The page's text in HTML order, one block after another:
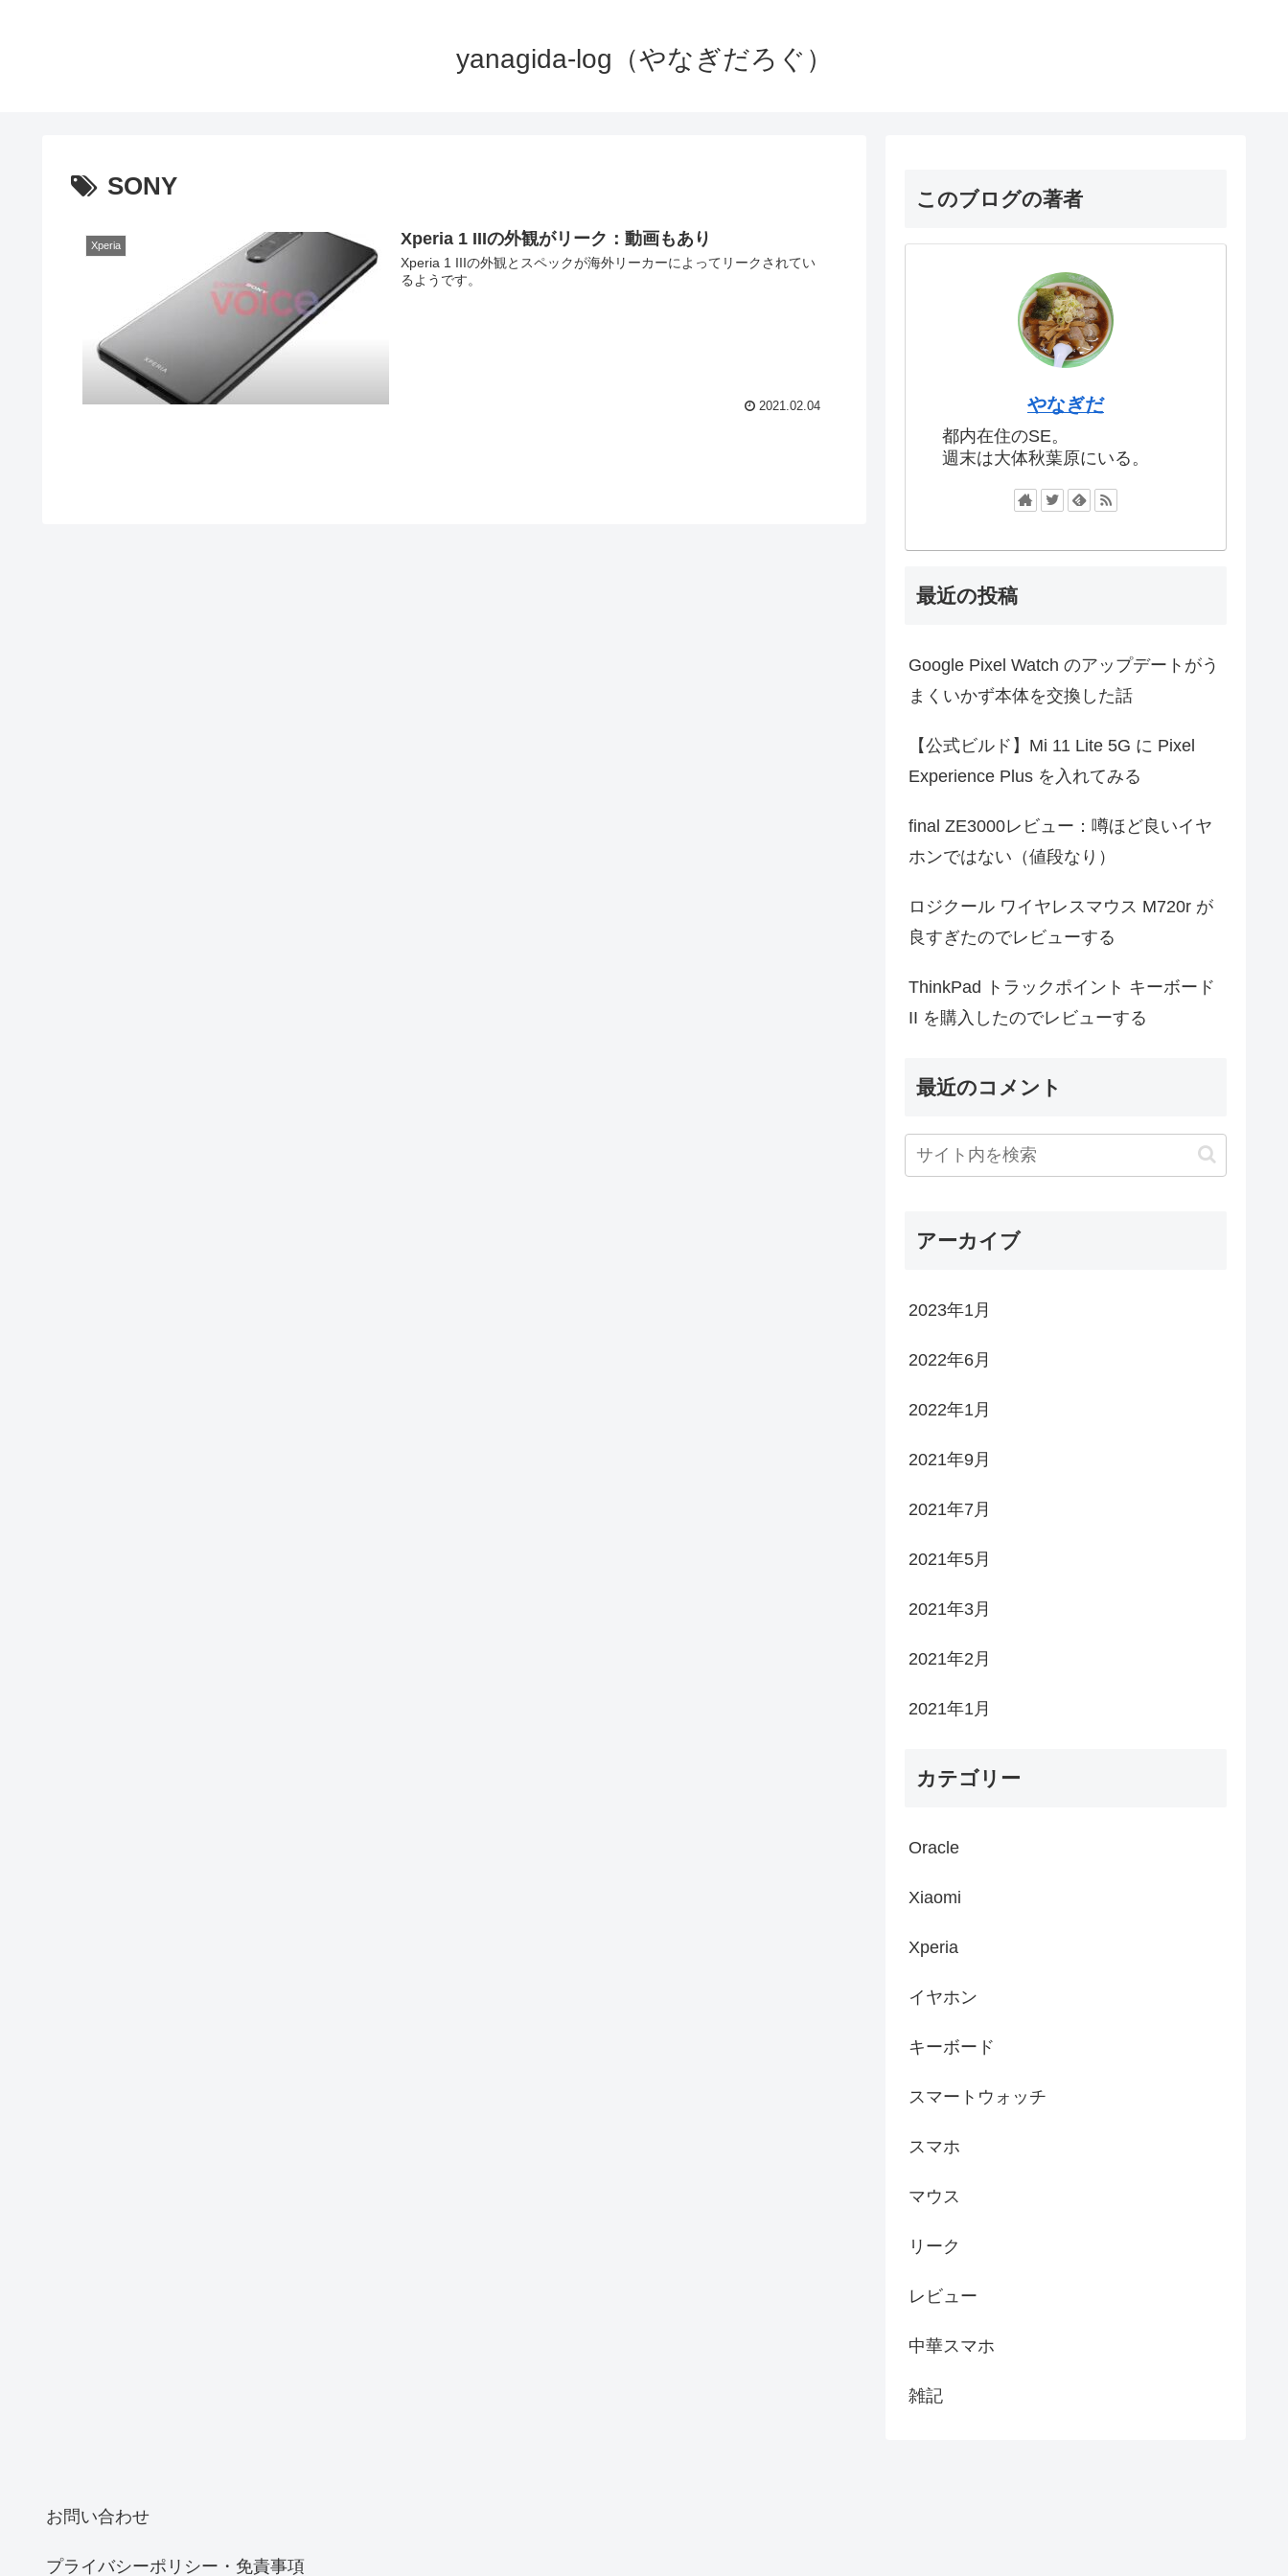
yanagida-log（やなぎだろぐ）
SONY
Xperia Xperia 1 IIIの外観がリーク：動画もあり
Xperia 1 IIIの外観とスペックが海外リーカーによってリークされてい
るようです。
2021.02.04
このブログの著者
やなぎだ
都内在住のSE。
週末は大体秋葉原にいる。
最近の投稿
Google Pixel Watch のアップデートがう
まくいかず本体を交換した話
【公式ビルド】Mi 11 Lite 5G に Pixel
Experience Plus を入れてみる
final ZE3000レビュー：噂ほど良いイヤ
ホンではない（値段なり）
ロジクール ワイヤレスマウス M720r が
良すぎたのでレビューする
ThinkPad トラックポイント キーボード
II を購入したのでレビューする
最近のコメント
アーカイブ
2023年1月
2022年6月
2022年1月
2021年9月
2021年7月
2021年5月
2021年3月
2021年2月
2021年1月
カテゴリー
Oracle
Xiaomi
Xperia
イヤホン
キーボード
スマートウォッチ
スマホ
マウス
リーク
レビュー
中華スマホ
雑記
お問い合わせ
プライバシーポリシー・免責事項